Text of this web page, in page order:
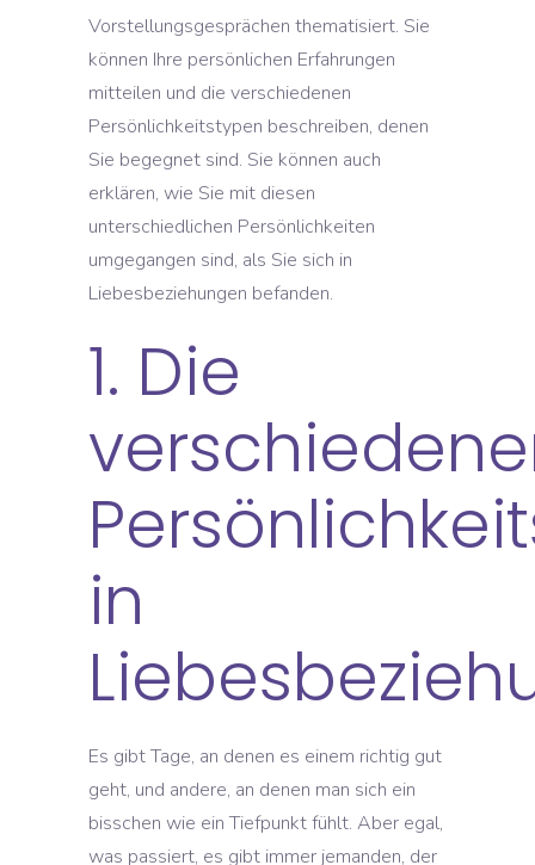
Vorstellungsgesprächen thematisiert. Sie
können Ihre persönlichen Erfahrungen
mitteilen und die verschiedenen
Persönlichkeitstypen beschreiben, denen
Sie begegnet sind. Sie können auch
erklären, wie Sie mit diesen
unterschiedlichen Persönlichkeiten
umgegangen sind, als Sie sich in
Liebesbeziehungen befanden.
1. Die
in
Es gibt Tage, an denen es einem richtig gut
geht, und andere, an denen man sich ein
bisschen wie ein Tiefpunkt fühlt. Aber egal,
was passiert, es gibt immer jemanden, der